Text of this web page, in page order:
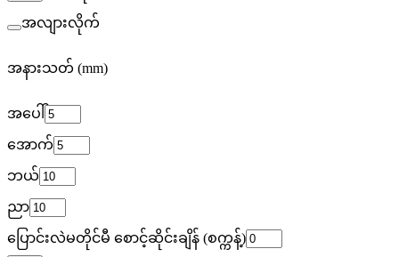
အလျားလိုက်
အနားသတ် (mm)
အပေါ်
အောက်
ဘယ်
ညာ
ပြောင်းလဲမတိုင်မီ စောင့်ဆိုင်းချိန် (စက္ကန့်)